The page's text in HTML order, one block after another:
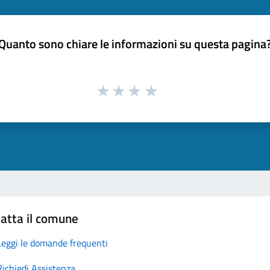
sono chiare le informazioni su questa
il comune
le domande frequenti